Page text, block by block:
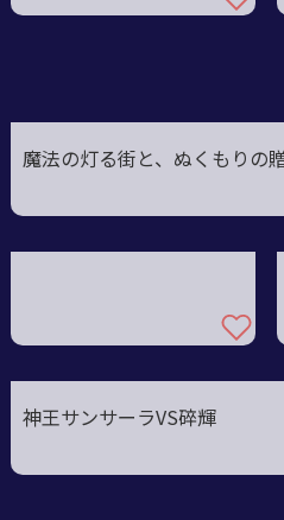
魔法の灯る街と、ぬくもりの
神王サンサーラVS碎輝